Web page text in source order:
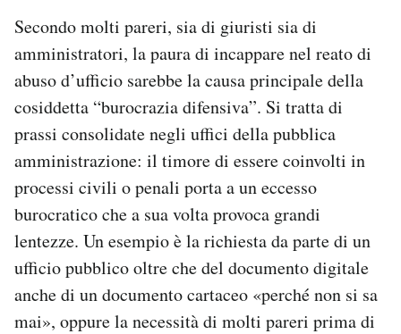
Secondo molti pareri, sia di giuristi sia di
amministratori, la paura di incappare nel reato di
abuso d’ufficio sarebbe la causa principale della
cosiddetta “burocrazia difensiva”. Si tratta di
prassi consolidate negli uffici della pubblica
amministrazione: il timore di essere coinvolti in
processi civili o penali porta a un eccesso
burocratico che a sua volta provoca grandi
lentezze. Un esempio è la richiesta da parte di un
ufficio pubblico oltre che del documento digitale
anche di un documento cartaceo «perché non si sa
mai», oppure la necessità di molti pareri prima di